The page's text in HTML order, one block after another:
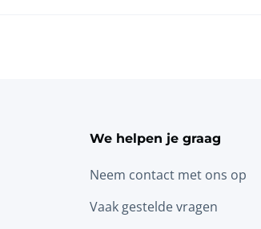
We helpen je graag
Neem contact met ons op
Vaak gestelde vragen